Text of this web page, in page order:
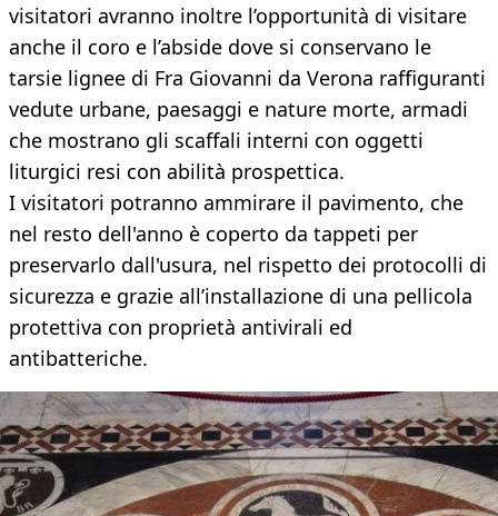
visitatori avranno inoltre l’opportunità di visitare
anche il coro e l’abside dove si conservano le
tarsie lignee di Fra Giovanni da Verona raffiguranti
vedute urbane, paesaggi e nature morte, armadi
che mostrano gli scaffali interni con oggetti
liturgici resi con abilità prospettica.
I visitatori potranno ammirare il pavimento, che
nel resto dell'anno è coperto da tappeti per
preservarlo dall'usura, nel rispetto dei protocolli di
sicurezza e grazie all’installazione di una pellicola
protettiva con proprietà antivirali ed
antibatteriche.